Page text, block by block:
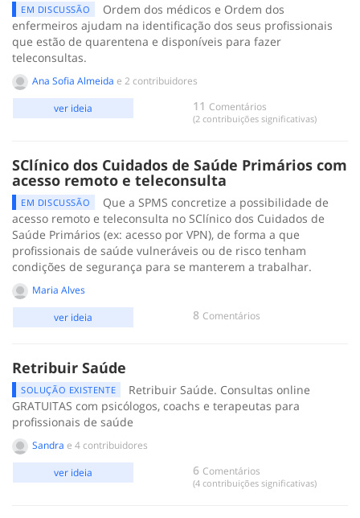
EM DISCUSSÃO
Ordem dos médicos e Ordem dos
enfermeiros ajudam na identificação dos seus profissionais
que estão de quarentena e disponíveis para fazer
teleconsultas.
Ana Sofia Almeida e 2 contribuidores
11 Comentários
(2 contribuições significativas)
ver ideia
SClínico dos Cuidados de Saúde Primários com
acesso remoto e teleconsulta
EM DISCUSSÃO
Que a SPMS concretize a possibilidade de
acesso remoto e teleconsulta no SClínico dos Cuidados de
Saúde Primários (ex: acesso por VPN), de forma a que
profissionais de saúde vulneráveis ou de risco tenham
condições de segurança para se manterem a trabalhar.
Maria Alves
8 Comentários
ver ideia
Retribuir Saúde
SOLUÇÃO EXISTENTE
Retribuir Saúde. Consultas online
GRATUITAS com psicólogos, coachs e terapeutas para
profissionais de saúde
Sandra e 4 contribuidores
6 Comentários
(4 contribuições significativas)
ver ideia